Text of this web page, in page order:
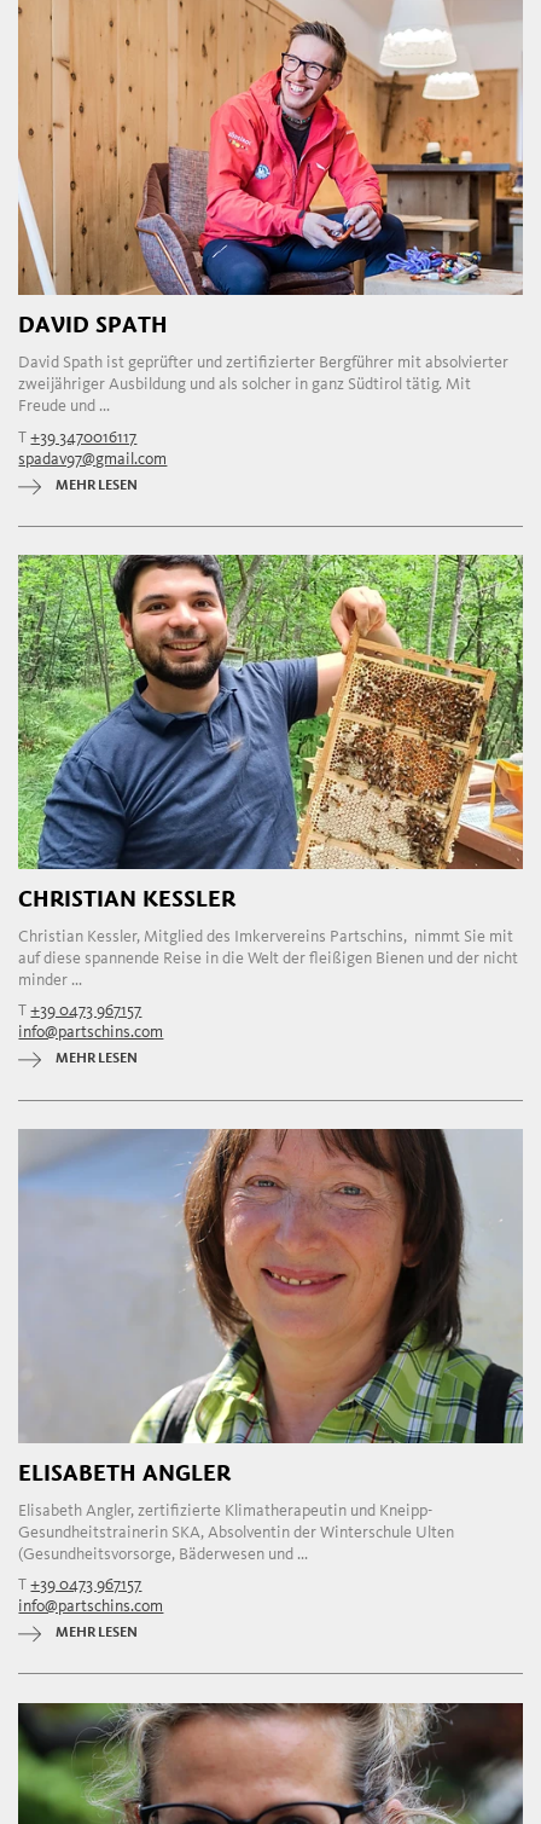
DAVID SPATH
David Spath ist geprüfter und zertifizierter Bergführer mit absolvierter
zweijähriger Ausbildung und als solcher in ganz Südtirol tätig. Mit
Freude und ...
T+39 3470016117
spadav97@gmail.com
MEHR LESEN
CHRISTIAN KESSLER
Christian Kessler, Mitglied des Imkervereins Partschins, nimmt Sie mit
auf diese spannende Reise in die Welt der fleißigen Bienen und der nicht
minder ...
T+39 0473 967157
info@partschins.com
MEHR LESEN
ELISABETH ANGLER
Elisabeth Angler, zertifizierte Klimatherapeutin und Kneipp-
Gesundheitstrainerin SKA, Absolventin der Winterschule Ulten
(Gesundheitsvorsorge, Bäderwesen und ...
T+39 0473 967157
info@partschins.com
MEHR LESEN